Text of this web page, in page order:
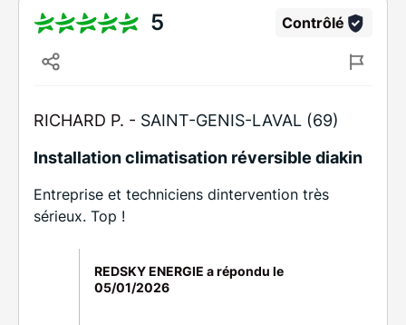
5 Contrôlé
RICHARD P. - SAINT-GENIS-LAVAL (69)
Installation climatisation réversible diakin
Entreprise et techniciens dintervention très
sérieux. Top !
REDSKY ENERGIE a répondu le
05/01/2026